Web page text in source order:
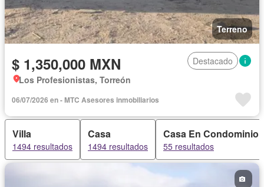
Terreno
$ 1,350,000 MXN
Destacado
Los Profesionistas, Torreón
06/07/2026 en - MTC Asesores inmobiliarios
Villa
1494 resultados
Casa
1494 resultados
Casa En Condominio
55 resultados